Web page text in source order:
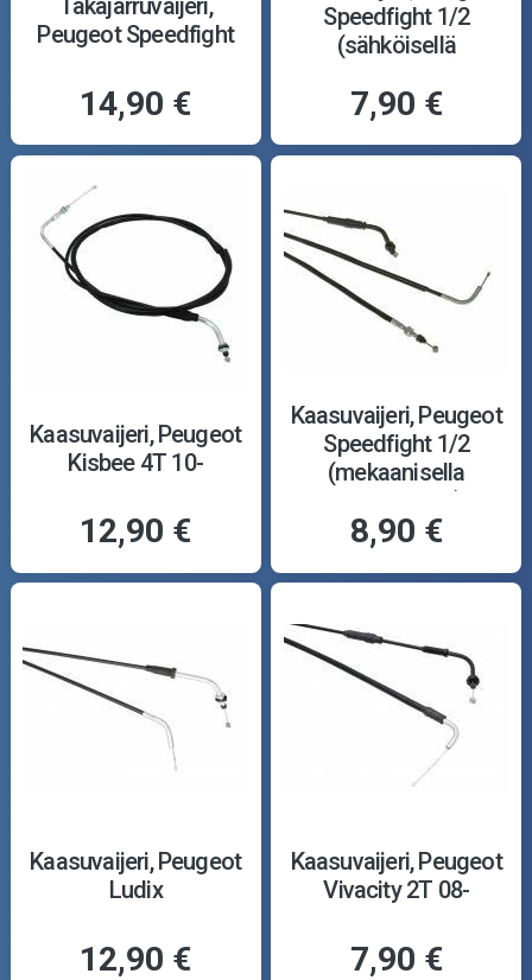
Takajarruvaijeri,
Peugeot Speedfight
14,90 €
Speedfight 1/2
(sähköisellä
7,90 €
Kaasuvaijeri, Peugeot
Kisbee 4T 10-
12,90 €
Kaasuvaijeri, Peugeot
Speedfight 1/2
(mekaanisella
8,90 €
Kaasuvaijeri, Peugeot
Ludix
12,90 €
Kaasuvaijeri, Peugeot
Vivacity 2T 08-
7,90 €